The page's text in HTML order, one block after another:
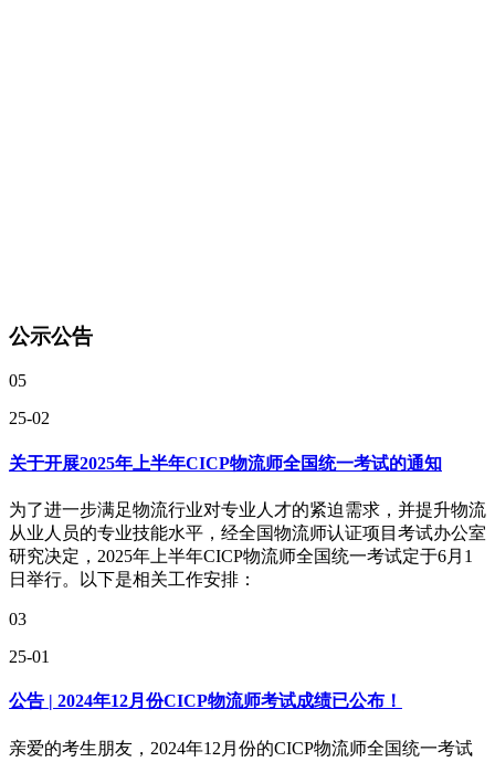
公示公告
05
25-02
关于开展2025年上半年CICP物流师全国统一考试的通知
为了进一步满足物流行业对专业人才的紧迫需求，并提升物流
从业人员的专业技能水平，经全国物流师认证项目考试办公室
研究决定，2025年上半年CICP物流师全国统一考试定于6月1
日举行。以下是相关工作安排：
03
25-01
公告 | 2024年12月份CICP物流师考试成绩已公布！
亲爱的考生朋友，2024年12月份的CICP物流师全国统一考试